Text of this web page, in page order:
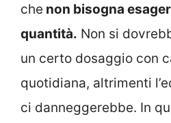
che non bisogna
quantità. Non si
un certo dosaggio con
quotidiana, altrimenti
ci danneggerebbe. In